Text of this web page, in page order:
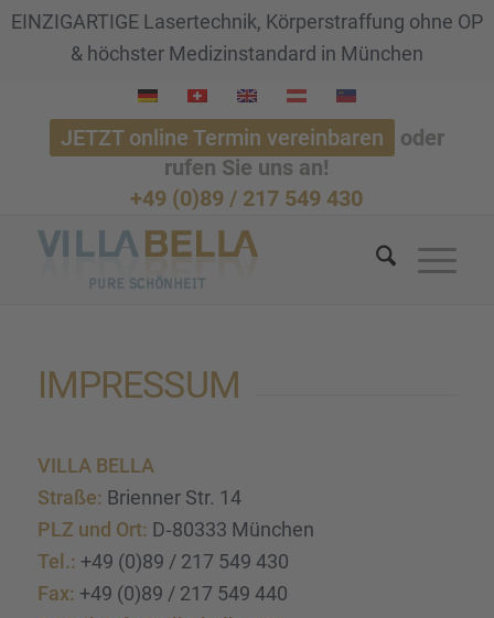
EINZIGARTIGE Lasertechnik, Körperstraffung ohne OP
& höchster Medizinstandard in München
JETZT online Termin vereinbaren
oder
rufen Sie uns an!
+49 (0)89 / 217 549 430
IMPRES­SUM
VILLA BELLA
Straße: Brien­ner Str. 14
PLZ und Ort: D‑80333 München
Tel.: +49 (0)89 / 217 549 430
Fax: +49 (0)89 / 217 549 440